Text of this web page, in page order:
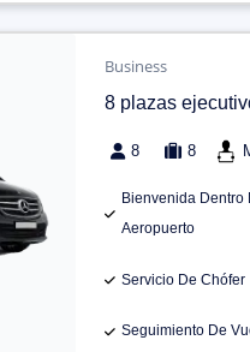
Business
8 plazas
8 8
Bienvenida Dentro
Aeropuerto
Servicio De Chófer
Seguimiento De